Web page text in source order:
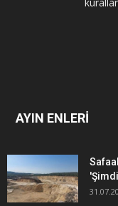
AYIN ENLERİ